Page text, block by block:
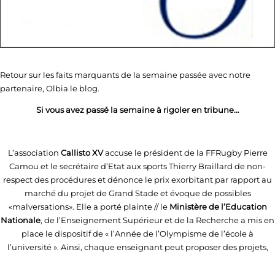
Retour sur les faits marquants de la semaine passée avec notre
partenaire, Olbia le blog.
Si vous avez passé la semaine à rigoler en tribune…
L’association Callisto XVaccuse le président de la FFRugby Pierre
Camou et le secrétaire d’Etat aux sports Thierry Braillard de non-
respect des procédures et dénonce le prix exorbitant par rapport au
marché du projet de Grand Stade et évoque de possibles
«malversations». Elle a porté plainte // le Ministère de l’Education
Nationale, de l’Enseignement Supérieur et de la Recherche a mis en
place le dispositif de « l’Année de l’Olympisme de l’école à
l’université ». Ainsi, chaque enseignant peut proposer des projets,